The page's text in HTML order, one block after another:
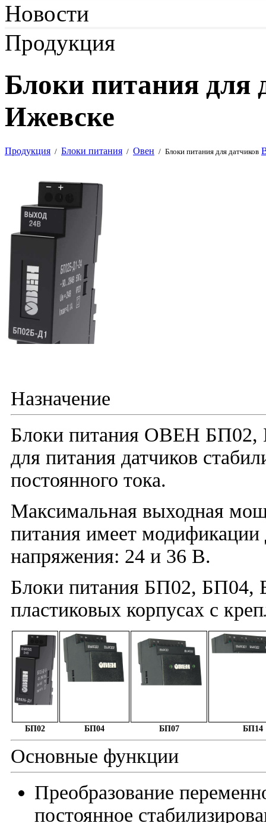
Новости
Продукция
Блоки питания для
Ижевске
Продукция / Блоки питания / Овен / Блоки питания для датчиков
Назначение
Блоки питания ОВЕН БП02,
для питания датчиков
постоянного тока.
Максимальная выходная
питания имеет
напряжения: 24 и 36 В.
Блоки питания БП02, БП04,
пластиковых корпусах с
БП02 БП04 БП07 БП14
Основные функции
Преобразование
постоянное